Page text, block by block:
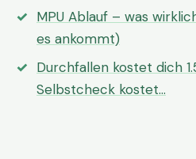
MPU Ablauf – was
es ankommt)
Durchfallen kostet dich
Selbstcheck kostet…